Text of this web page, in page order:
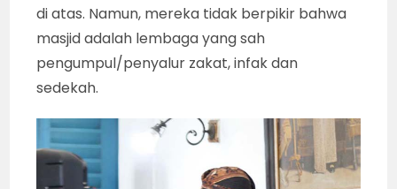
di atas. Namun, mereka tidak berpikir bahwa
masjid adalah lembaga yang sah
pengumpul/penyalur zakat, infak dan
sedekah.